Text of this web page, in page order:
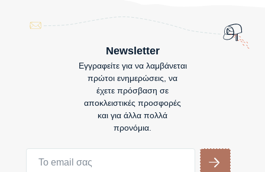
Newsletter
Εγγραφείτε για να λαμβάνεται
πρώτοι ενημερώσεις, να
έχετε πρόσβαση σε
αποκλειστικές προσφορές
και για άλλα πολλά
προνόμια.